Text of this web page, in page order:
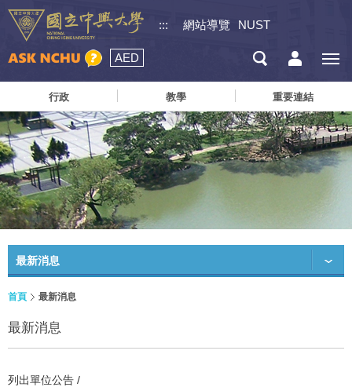
::: 網站導覽 NUST
AED
行政 教學 重要連結
最新消息
首頁 最新消息
最新消息
列出單位公告 /